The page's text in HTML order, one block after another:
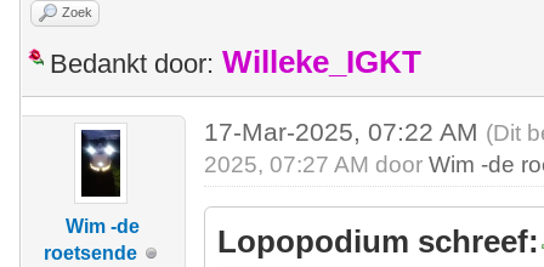
Zoek
Bedankt door: Willeke_IGKT
Wim -de
roetsende
17-Mar-2025, 07:22 AM (Dit
2025, 07:27 AM doorWim -de
Lopopodium schreef: